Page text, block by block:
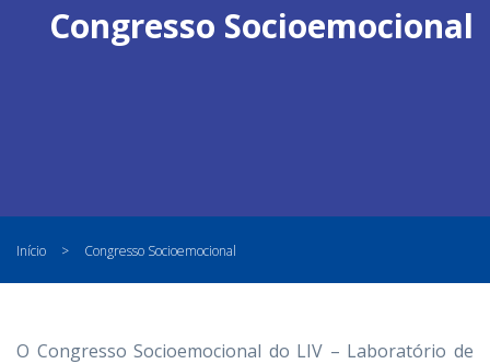
Congresso Socioemocional
Início > Congresso Socioemocional
O Congresso Socioemocional do LIV – Laboratório de